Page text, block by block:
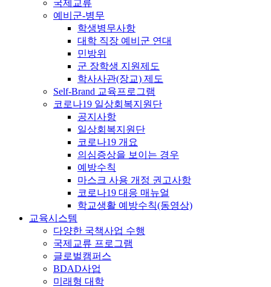
국제교류
예비군-병무
학생병무사항
대학 직장 예비군 연대
민방위
군 장학생 지원제도
학사사관(장교) 제도
Self-Brand 교육프로그램
코로나19 일상회복지원단
공지사항
일상회복지원단
코로나19 개요
의심증상을 보이는 경우
예방수칙
마스크 사용 개정 권고사항
코로나19 대응 매뉴얼
학교생활 예방수칙(동영상)
교육시스템
다양한 국책사업 수행
국제교류 프로그램
글로벌캠퍼스
BDAD사업
미래형 대학